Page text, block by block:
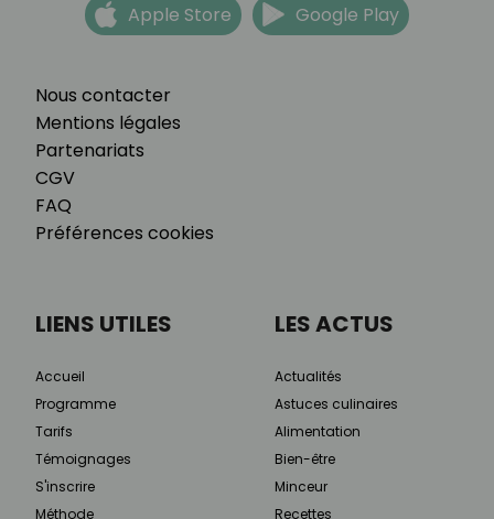
Nous contacter
Mentions légales
Partenariats
CGV
FAQ
Préférences cookies
Apple Store Google Play
LIENS UTILES
Accueil
Programme
Tarifs
Témoignages
S'inscrire
Méthode
LES ACTUS
Actualités
Astuces culinaires
Alimentation
Bien-être
Minceur
Recettes